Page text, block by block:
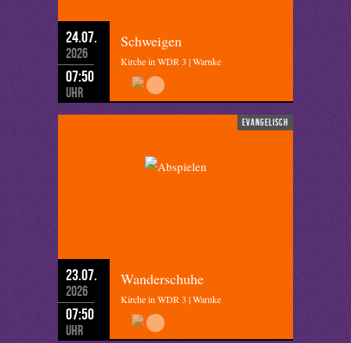
24.07.
2026
07:50
Uhr
Schweigen
Kirche in WDR 3 | Warnke
evangelisch
23.07.
2026
07:50
Uhr
Wanderschuhe
Kirche in WDR 3 | Warnke